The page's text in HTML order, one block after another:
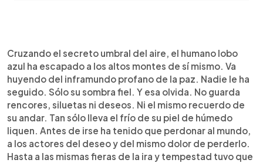
► Escuchar artículo
Cruzando el secreto umbral del aire, el humano lobo
azul ha escapado a los altos montes de sí mismo. Va
huyendo del inframundo profano de la paz. Nadie le ha
seguido. Sólo su sombra fiel. Y esa olvida. No guarda
rencores, siluetas ni deseos. Ni el mismo recuerdo de
su andar. Tan sólo lleva el frío de su piel de húmedo
liquen. Antes de irse ha tenido que perdonar al mundo,
a los actores del deseo y del mismo dolor de perderlo.
Hasta a las mismas fieras de la ira y tempestad tuvo que